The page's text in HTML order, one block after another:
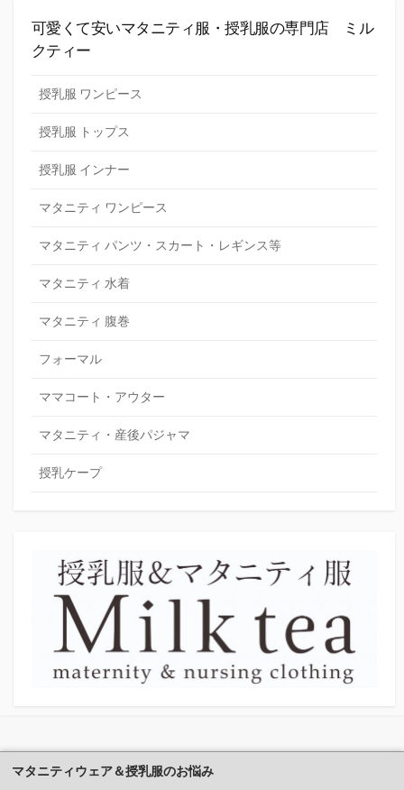
可愛くて安いマタニティ服・授乳服の専門店 ミル
クティー
授乳服 ワンピース
授乳服 トップス
授乳服 インナー
マタニティ ワンピース
マタニティ パンツ・スカート・レギンス等
マタニティ 水着
マタニティ 腹巻
フォーマル
ママコート・アウター
マタニティ・産後パジャマ
授乳ケープ
マタニティウェア＆授乳服のお悩み